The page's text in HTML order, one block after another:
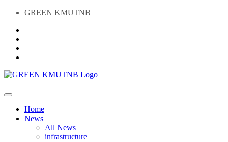
GREEN KMUTNB
Home
News
All News
infrastructure